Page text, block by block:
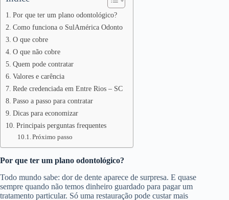
Por que ter um plano odontológico?
Como funciona o SulAmérica Odonto
O que cobre
O que não cobre
Quem pode contratar
Valores e carência
Rede credenciada em Entre Rios – SC
Passo a passo para contratar
Dicas para economizar
Principais perguntas frequentes
Próximo passo
Por que ter um plano odontológico?
Todo mundo sabe: dor de dente aparece de surpresa. E quase
sempre quando não temos dinheiro guardado para pagar um
tratamento particular. Só uma restauração pode custar mais